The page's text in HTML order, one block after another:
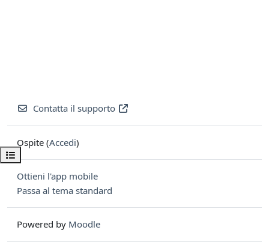
Apri indice del corso
Contatta il supporto
Ospite (Accedi)
Ottieni l'app mobile
Passa al tema standard
Powered by Moodle